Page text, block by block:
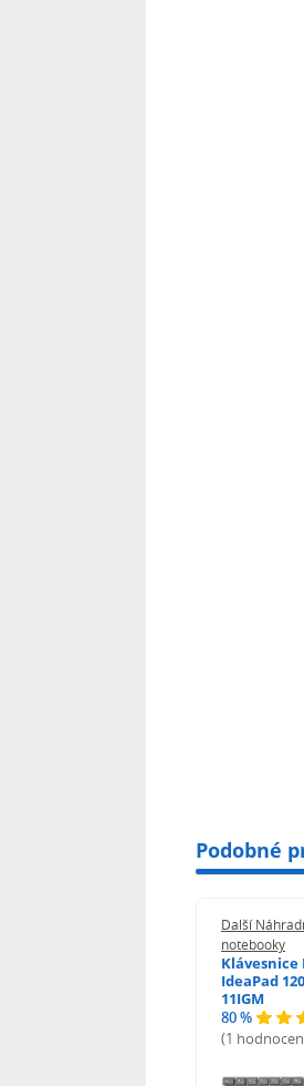
Podobné
Další
notebooky
Klávesnice
IdeaPad
11IGM
80 %
(1